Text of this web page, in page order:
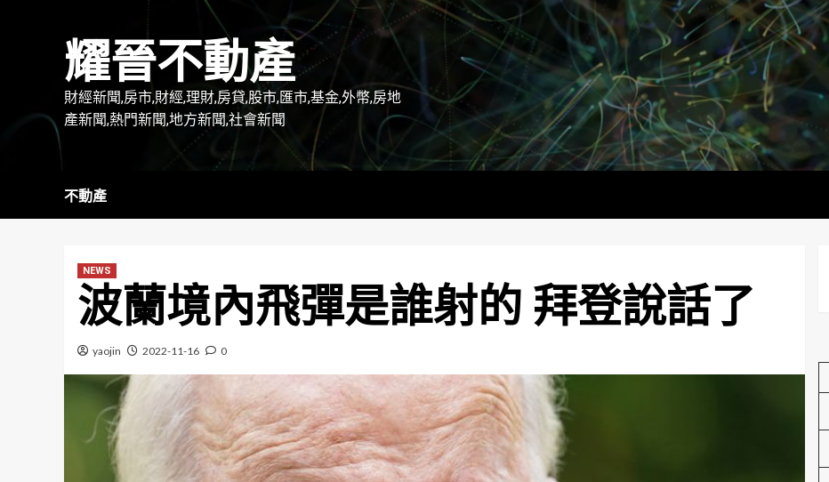
耀晉不動產
財經新聞,房市,財經,理財,房貸,股市,匯市,基金,外幣,房地
產新聞,熱門新聞,地方新聞,社會新聞
不動產
NEWS
波蘭境內飛彈是誰射的 拜登說話了
yaojin 2022-11-16 0